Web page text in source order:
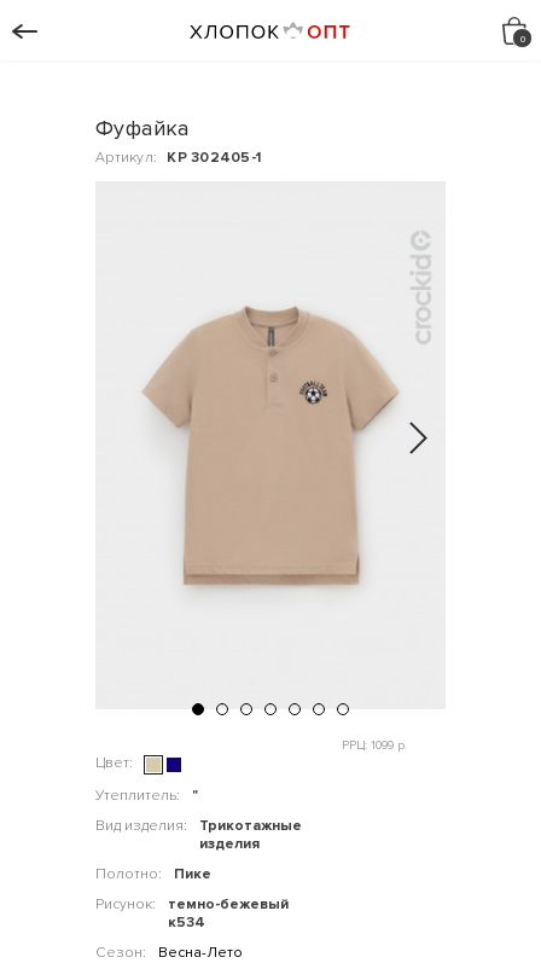
Фуфайка
Артикул: КР 302405-1
Цвет:
Утеплитель:
"
Вид изделия:
Трикотажные
изделия
Полотно:
Пике
Рисунок:
темно-бежевый
к534
Сезон:
Весна-Лето
РРЦ: 1099 р.